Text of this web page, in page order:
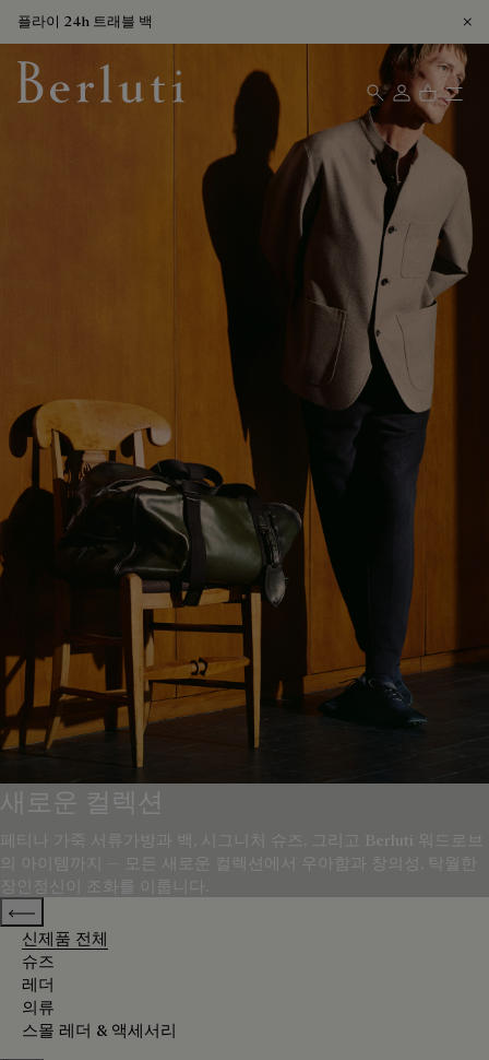
플라이 24h 트래블 백
새로운 컬렉션
페티나 가죽 서류가방과 백, 시그니처 슈즈, 그리고 Berluti 워드로브
의 아이템까지 — 모든 새로운 컬렉션에서 우아함과 창의성, 탁월한
장인정신이 조화를 이룹니다.
Previous categories
신제품 전체
슈즈
레더
의류
스몰 레더 & 액세서리